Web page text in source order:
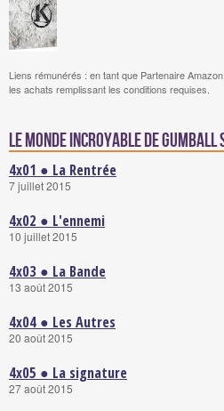
Liens rémunérés : en tant que Partenaire
les achats remplissant les conditions requises.
Le Monde incroyable de Gumball
4x01 ● La Rentrée
7 juillet 2015
4x02 ● L'ennemi
10 juillet 2015
4x03 ● La Bande
13 août 2015
4x04 ● Les Autres
20 août 2015
4x05 ● La signature
27 août 2015